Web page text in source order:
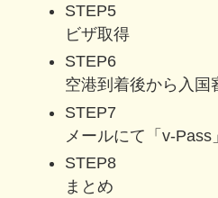
STEP5
ビザ取得
STEP6
空港到着後から入国
STEP7
メールにて「v-Pass
STEP8
まとめ